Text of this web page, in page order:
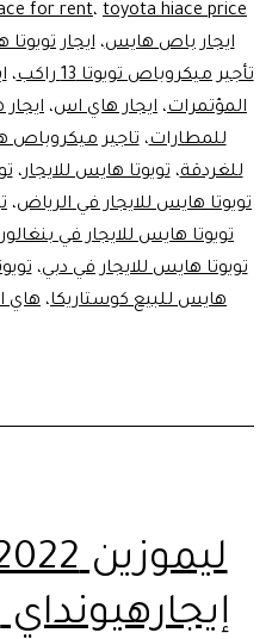
for rent، toyota hiace price
ايجار باص هايس،ايجار
تأجير ميكروباص تويوتا 13 راكب
،
المؤتمرات، ايجار هاي اس،
للمطارات،تاجير ميكروباص
للغردقة،تويوتا هايس للايجار،
تويوتا هايس للايجار في الرياض،
تويوتا هايس للايجار في بنغالور
تويوتا هايس للايجار في دبي،
هايس للبيع كوستاريكا، هاي
إيجارهيونداي H1 فان عائلي